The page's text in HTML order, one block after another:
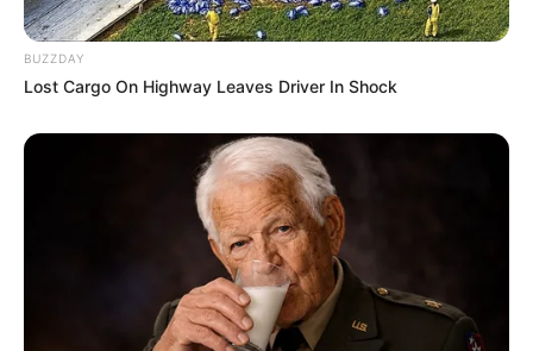
(foto: instagram/andiannsyah)
Siapa Andi Annisa Iasyah?
BUZZDAY
Lost Cargo On Highway Leaves Driver In Shock